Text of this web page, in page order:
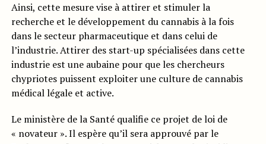
Ainsi, cette mesure vise à attirer et stimuler la
recherche et le développement du cannabis à la fois
dans le secteur pharmaceutique et dans celui de
l’industrie. Attirer des start-up spécialisées dans cette
industrie est une aubaine pour que les chercheurs
chypriotes puissent exploiter une culture de cannabis
médical légale et active.
Le ministère de la Santé qualifie ce projet de loi de
« novateur ». Il espère qu’il sera approuvé par le